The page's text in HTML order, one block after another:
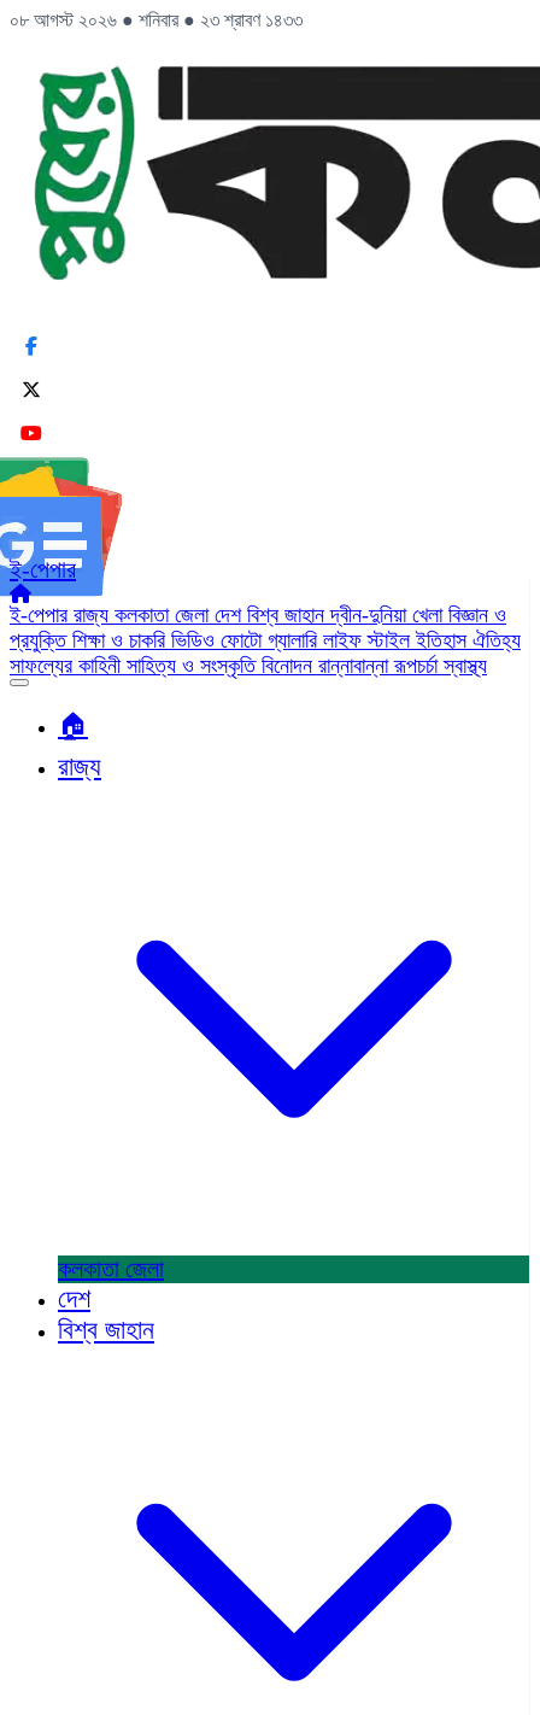
০৮ আগস্ট ২০২৬ ● শনিবার ● ২৩ শ্রাবণ ১৪৩৩
ই-পেপার
ই-পেপার রাজ্য কলকাতা জেলা দেশ বিশ্ব জাহানদ্বীন-দুনিয়া খেলা বিজ্ঞান ও
প্রযুক্তি শিক্ষা ও চাকরি ভিডিও ফোটো গ্যালারি লাইফ স্টাইলইতিহাস ঐতিহ্য
সাফল্যের কাহিনী সাহিত্য ও সংস্কৃতি বিনোদন রান্নাবান্নারূপচর্চাস্বাস্থ্য
🏠︎
রাজ্য
কলকাতা জেলা
দেশ
বিশ্ব জাহান